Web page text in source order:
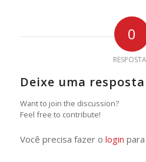
0
Deixe uma resposta
Want to join the discussion?
Feel free to contribute!
Você precisa fazer o login